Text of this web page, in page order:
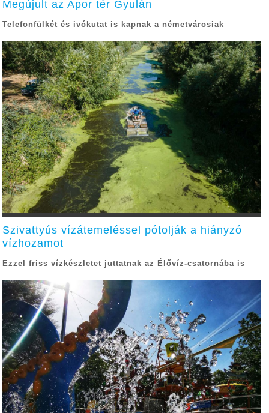
Megújult az Apor tér Gyulán
Telefonfülkét és ivókutat is kapnak a németvárosiak
Szivattyús vízátemeléssel pótolják a hiányzó
vízhozamot
Ezzel friss vízkészletet juttatnak az Élővíz-csatornába is